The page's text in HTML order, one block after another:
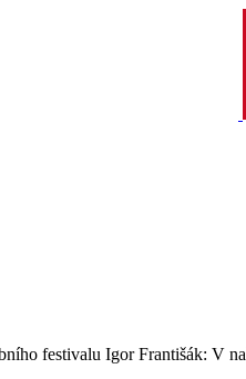
festivalu Igor Františák: V